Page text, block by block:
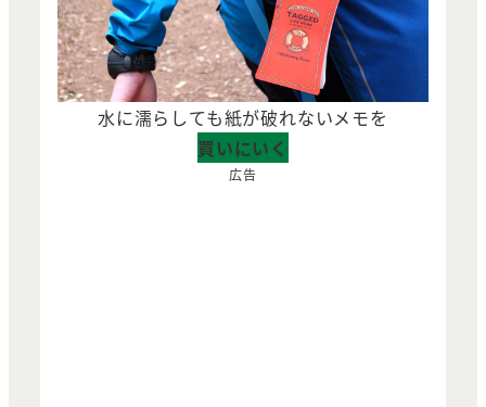
水に濡らしても紙が破れないメモを
買いにいく
広告